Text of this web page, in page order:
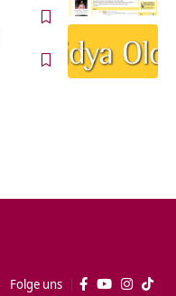
Folge uns